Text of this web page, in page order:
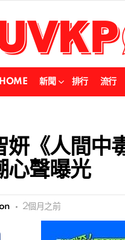
HOME 新聞 排行 流行
妍《人間中
心聲曝光
2個月之前